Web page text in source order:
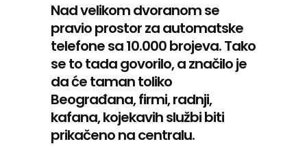
Nad velikom dvoranom se
pravio prostor za automatske
telefone sa 10.000 brojeva. Tako
se to tada govorilo, a značilo je
da će taman toliko
Beograđana, firmi, radnji,
kafana, kojekavih službi biti
prikačeno na centralu.